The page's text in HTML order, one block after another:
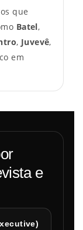
que
Batel,
, Juvevê,
em
e